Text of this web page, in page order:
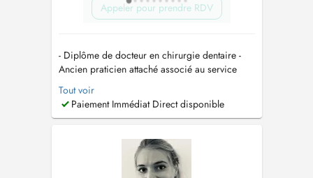
Appeler pour prendre RDV
- Diplôme de docteur en chirurgie dentaire -
Ancien praticien attaché associé au service
dodontologie au APHP Pitié salpêtrière paris -
Ancien praticien attaché associé au service de
chirurgie maxillo faciale et stomatologie -
praticien attaché associé au...
Tout voir
Paiement Immédiat Direct disponible